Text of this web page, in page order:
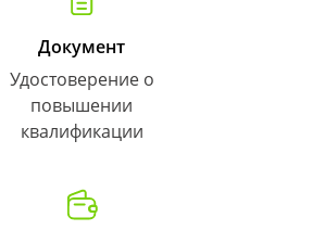
Документ
Удостоверение о
повышении
квалификации